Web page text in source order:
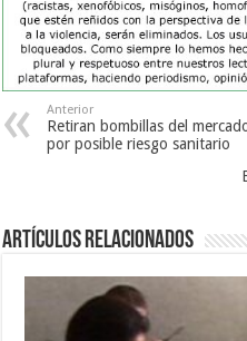
Anterior
Retiran bombillas del
por posible riesgo sanitario
Artículos Relacionados